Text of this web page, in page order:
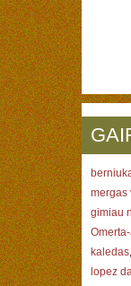
mergas
gimiau
kaledas,
lopez